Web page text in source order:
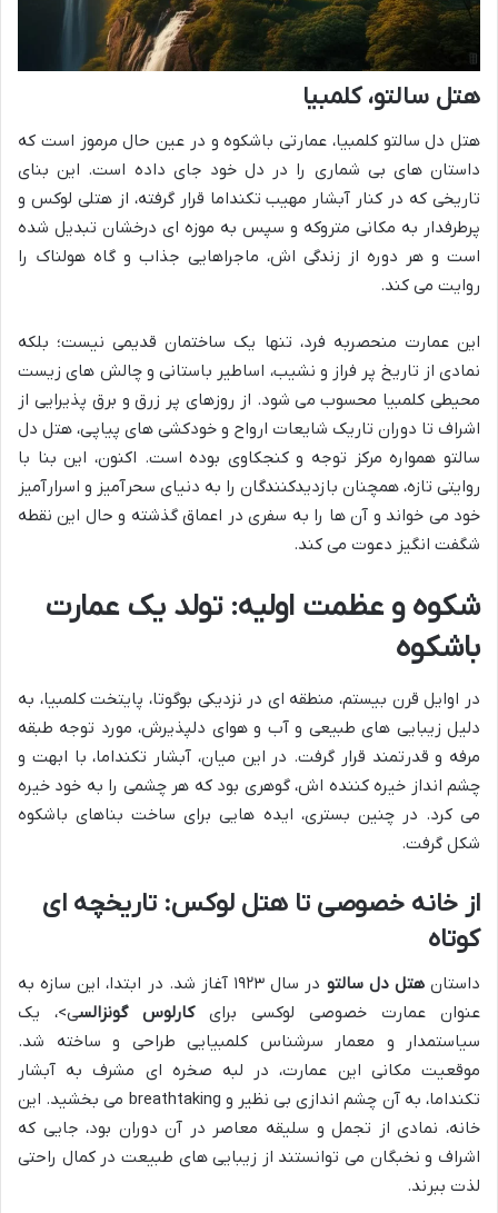
هتل سالتو، کلمبیا
هتل دل سالتو کلمبیا، عمارتی باشکوه و در عین حال مرموز است که
داستان های بی شماری را در دل خود جای داده است. این بنای
تاریخی که در کنار آبشار مهیب تکنداما قرار گرفته، از هتلی لوکس و
پرطرفدار به مکانی متروکه و سپس به موزه ای درخشان تبدیل شده
است و هر دوره از زندگی اش، ماجراهایی جذاب و گاه هولناک را
روایت می کند.
این عمارت منحصربه فرد، تنها یک ساختمان قدیمی نیست؛ بلکه
نمادی از تاریخ پر فراز و نشیب، اساطیر باستانی و چالش های زیست
محیطی کلمبیا محسوب می شود. از روزهای پر زرق و برق پذیرایی از
اشراف تا دوران تاریک شایعات ارواح و خودکشی های پیاپی، هتل دل
سالتو همواره مرکز توجه و کنجکاوی بوده است. اکنون، این بنا با
روایتی تازه، همچنان بازدیدکنندگان را به دنیای سحرآمیز و اسرارآمیز
خود می خواند و آن ها را به سفری در اعماق گذشته و حال این نقطه
شگفت انگیز دعوت می کند.
شکوه و عظمت اولیه: تولد یک عمارت
باشکوه
در اوایل قرن بیستم، منطقه ای در نزدیکی بوگوتا، پایتخت کلمبیا، به
دلیل زیبایی های طبیعی و آب و هوای دلپذیرش، مورد توجه طبقه
مرفه و قدرتمند قرار گرفت. در این میان، آبشار تکنداما، با ابهت و
چشم انداز خیره کننده اش، گوهری بود که هر چشمی را به خود خیره
می کرد. در چنین بستری، ایده هایی برای ساخت بناهای باشکوه
شکل گرفت.
از خانه خصوصی تا هتل لوکس: تاریخچه ای
کوتاه
داستانهتل دل سالتو
در سال ۱۹۲۳ آغاز شد. در ابتدا، این سازه به
عنوان عمارت خصوصی لوکسی برایکارلوس گونزالسی>، یک
سیاستمدار و معمار سرشناس کلمبیایی طراحی و ساخته شد.
موقعیت مکانی این عمارت، در لبه صخره ای مشرف به آبشار
تکنداما، به آن چشم اندازی بی نظیر و breathtaking می بخشید. این
خانه، نمادی از تجمل و سلیقه معاصر در آن دوران بود، جایی که
اشراف و نخبگان می توانستند از زیبایی های طبیعت در کمال راحتی
لذت ببرند.